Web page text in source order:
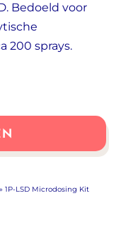
Bedoeld voor
200 sprays.
» 1P-LSD Microdosing Kit